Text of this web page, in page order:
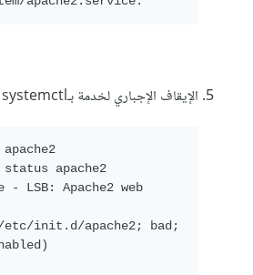
الإيقاف الإجباري لخدمة بـsystemctl
apache2
- LSB: Apache2 web
etc/init.d/apache2; bad;